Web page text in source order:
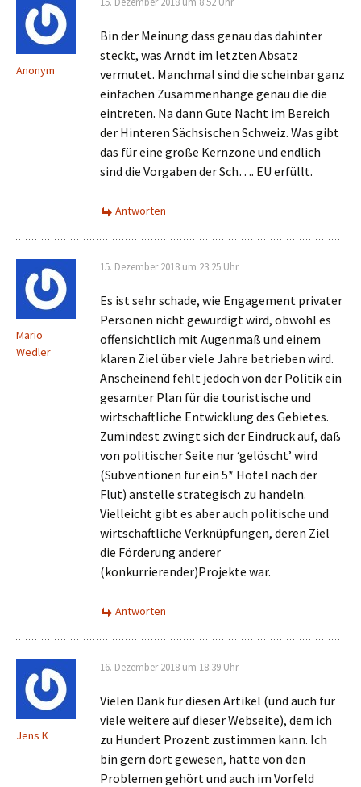
Anonym
Bin der Meinung dass genau das dahinter
steckt, was Arndt im letzten Absatz
vermutet. Manchmal sind die scheinbar ganz
einfachen Zusammenhänge genau die die
eintreten. Na dann Gute Nacht im Bereich
der Hinteren Sächsischen Schweiz. Was gibt
das für eine große Kernzone und endlich
sind die Vorgaben der Sch…. EU erfüllt.
Antworten
Mario
Wedler
15. Dezember 2018 um 23:25 Uhr
Es ist sehr schade, wie Engagement privater
Personen nicht gewürdigt wird, obwohl es
offensichtlich mit Augenmaß und einem
klaren Ziel über viele Jahre betrieben wird.
Anscheinend fehlt jedoch von der Politik ein
gesamter Plan für die touristische und
wirtschaftliche Entwicklung des Gebietes.
Zumindest zwingt sich der Eindruck auf, daß
von politischer Seite nur ‘gelöscht’ wird
(Subventionen für ein 5* Hotel nach der
Flut) anstelle strategisch zu handeln.
Vielleicht gibt es aber auch politische und
wirtschaftliche Verknüpfungen, deren Ziel
die Förderung anderer
(konkurrierender)Projekte war.
Antworten
Jens K
16. Dezember 2018 um 18:39 Uhr
Vielen Dank für diesen Artikel (und auch für
viele weitere auf dieser Webseite), dem ich
zu Hundert Prozent zustimmen kann. Ich
bin gern dort gewesen, hatte von den
Problemen gehört und auch im Vorfeld